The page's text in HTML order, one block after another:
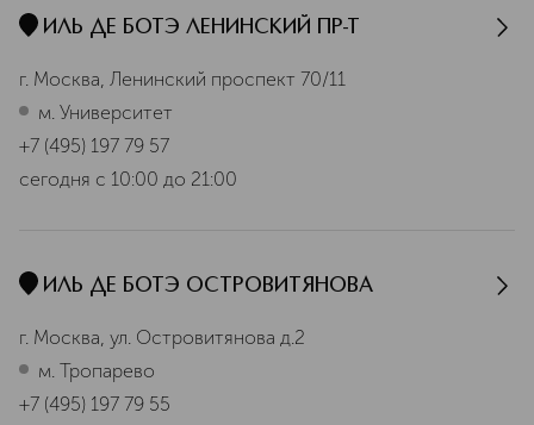
ИЛЬ ДЕ БОТЭ ЛЕНИНСКИЙ ПР-Т
г. Москва, Ленинский проспект 70/11
м. Университет
+7 (495) 197 79 57
сегодня с 10:00 до 21:00
ИЛЬ ДЕ БОТЭ ОСТРОВИТЯНОВА
г. Москва, ул. Островитянова д.2
м. Тропарево
+7 (495) 197 79 55